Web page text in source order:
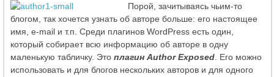
Порой, зачитываясь чьим-то
блогом, так хочется узнать об авторе больше: его настоящее
имя, e-mail и т.п. Среди плагинов WordPress есть один,
который собирает всю информацию об авторе в одну
маленькую табличку. Это плагин Author Exposed . Его можно
использовать и для блогов нескольких авторов и для одного